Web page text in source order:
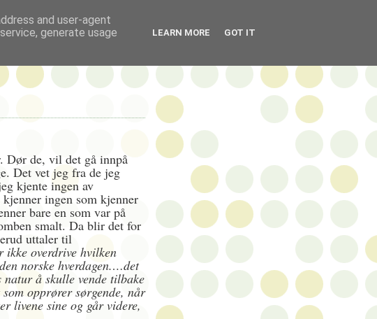
Dør de, vil det gå innpå
Det vet jeg fra de jeg
kjente ingen av
ingen som kjenner
bare en som var på
smalt. Da blir det for
uttaler til
ikke overdrive hvilken
norske hverdagen.…det
natur å skulle vende tilbake
opprører sørgende, når
livene sine og går videre,
and user-agent
generate usage
LEARN MORE GOT IT